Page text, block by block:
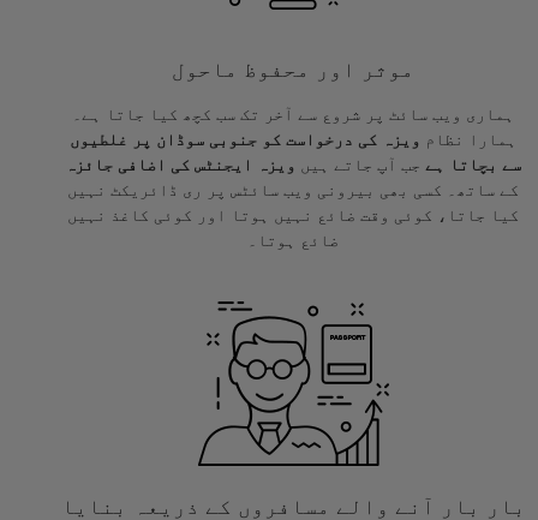
موثر اور محفوظ ماحول
ہماری ویب سائٹ پر شروع سے آخر تک سب کچھ کیا جاتا ہے۔
ہمارا نظام ویزہ کی درخواست کو جنوبی سوڈان پر غلطیوں
سے بچاتا ہے جب آپ جاتے ہیں
ویزہ ایجنٹس کی اضافی جائزہ
کے ساتھ۔ کسی بھی بیرونی ویب سائٹس پر ری ڈائریکٹ نہیں
کیا جاتا، کوئی وقت ضائع نہیں ہوتا اور کوئی کاغذ نہیں
ضائع ہوتا۔
بار بار آنے والے مسافروں کے ذریعہ بنایا